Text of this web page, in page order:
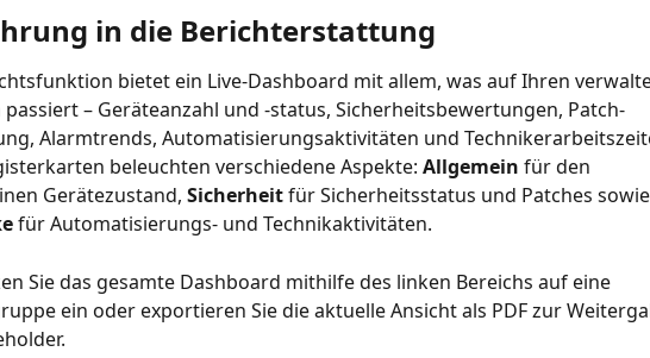
in die Berichterstattung
bietet ein Live-Dashboard mit allem, was auf Ihren
passiert – Geräteanzahl und -status, Sicherheitsbewertungen, Patch-
Alarmtrends, Automatisierungsaktivitäten und
beleuchten verschiedene Aspekte: Allgemein für den
Gerätezustand, Sicherheit für Sicherheitsstatus und Patches sowie
für Automatisierungs- und Technikaktivitäten.
Sie das gesamte Dashboard mithilfe des linken Bereichs auf eine
ein oder exportieren Sie die aktuelle Ansicht als PDF zur